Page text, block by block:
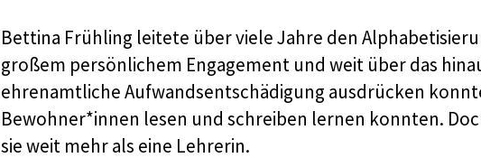
Bettina Frühling leitete über viele Jahre den
großem persönlichem Engagement und weit über das
ehrenamtliche Aufwandsentschädigung ausdrücken
Bewohner*innen lesen und schreiben lernen konnten.
sie weit mehr als eine Lehrerin.